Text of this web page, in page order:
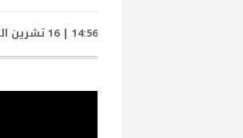
14:56 | 16 تشرين الثاني 2024